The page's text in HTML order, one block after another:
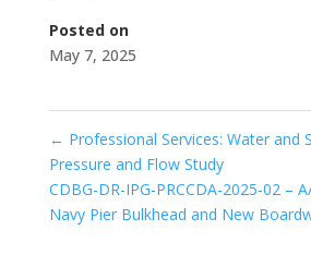
Posted on
May 7, 2025
← Professional Services: Water and
Pressure and Flow Study
CDBG-DR-IPG-PRCCDA-2025-02 –
Navy Pier Bulkhead and New